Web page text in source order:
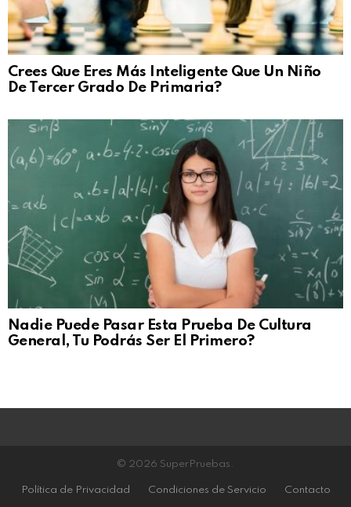
Crees Que Eres Más Inteligente Que Un Niño
De Tercer Grado De Primaria?
Nadie Puede Pasar Esta Prueba De Cultura
General, Tu Podrás Ser El Primero?
© 2026 SuperPruebas.
Política de Privacidad Condiciones de Servicio Contacto